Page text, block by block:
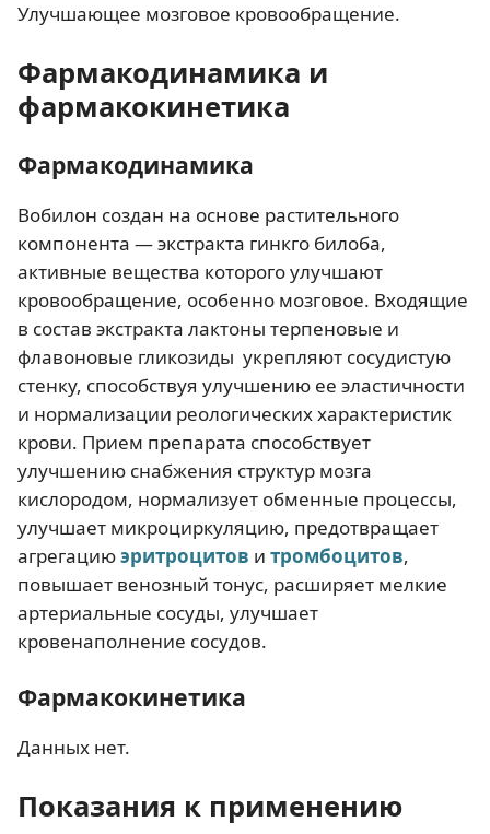
Улучшающее мозговое кровообращение.
Фармакодинамика и
фармакокинетика
Фармакодинамика
Вобилон создан на основе растительного
компонента — экстракта гинкго билоба,
активные вещества которого улучшают
кровообращение, особенно мозговое. Входящие
в состав экстракта лактоны терпеновые и
флавоновые гликозиды укрепляют сосудистую
стенку, способствуя улучшению ее эластичности
и нормализации реологических характеристик
крови. Прием препарата способствует
улучшению снабжения структур мозга
кислородом, нормализует обменные процессы,
улучшает микроциркуляцию, предотвращает
агрегациюэритроцитов и тромбоцитов,
повышает венозный тонус, расширяет мелкие
артериальные сосуды, улучшает
кровенаполнение сосудов.
Фармакокинетика
Данных нет.
Показания к применению